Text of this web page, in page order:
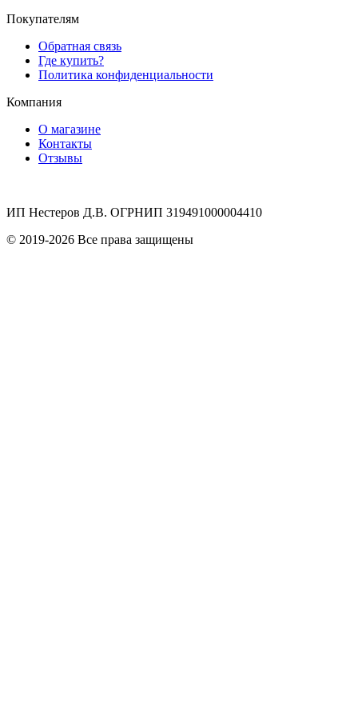
Покупателям
Обратная связь
Где купить?
Политика конфиденциальности
Компания
О магазине
Контакты
Отзывы
ИП Нестеров Д.В. ОГРНИП 319491000004410
© 2019-2026 Все права защищены